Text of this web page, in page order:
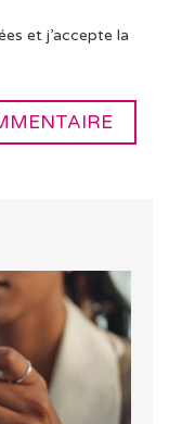
et j’accepte la